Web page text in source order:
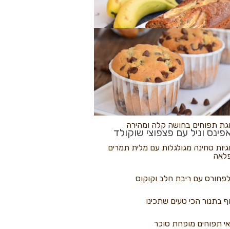
פיצה
בננות
וניל עם פצפוצי שוקולד
נקראים
תפוחים בחושה קלה ומהירה
טחינה מגולגלות עם מלית תמרים
עם ריבת חלב וקוקוס
בתנור הכי טעים שתכינו
תפוחים מופחת סוכר